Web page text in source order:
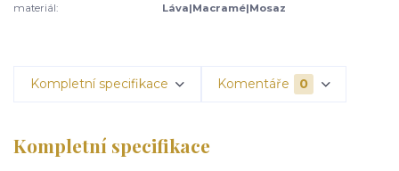
materiál:
Láva|Macramé|Mosaz
Kompletní specifikace Komentáře 0
Kompletní specifikace